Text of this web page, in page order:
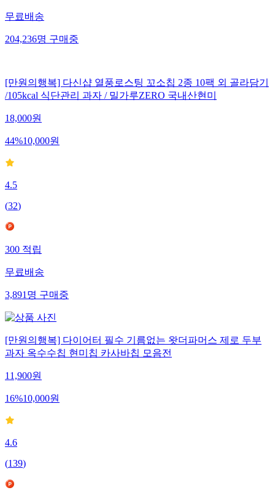
무료배송
204,236명 구매중
[만원의행복] 다신샵 열풍로스팅 꼬소칩 2종 10팩 외 골라담기
/105kcal 식단관리 과자 / 밀가루ZERO 국내산현미
18,000원
44%10,000원
4.5
(32)
300 적립
무료배송
3,891 명 구매중
[만원의행복] 다이어터 필수 기름없는 왓더파머스 제로 두부
과자 옥수수칩 현미칩 카사바칩 모음전
11,900원
16%10,000원
4.6
(139)